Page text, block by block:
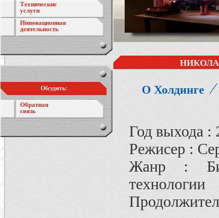
Технические
услуги
Инновационная
деятельность
Обсудить:
Обратная
связь
НИКОЛA
О Холдинге
Год выхода :
Режисер :
Жанр :
технологии